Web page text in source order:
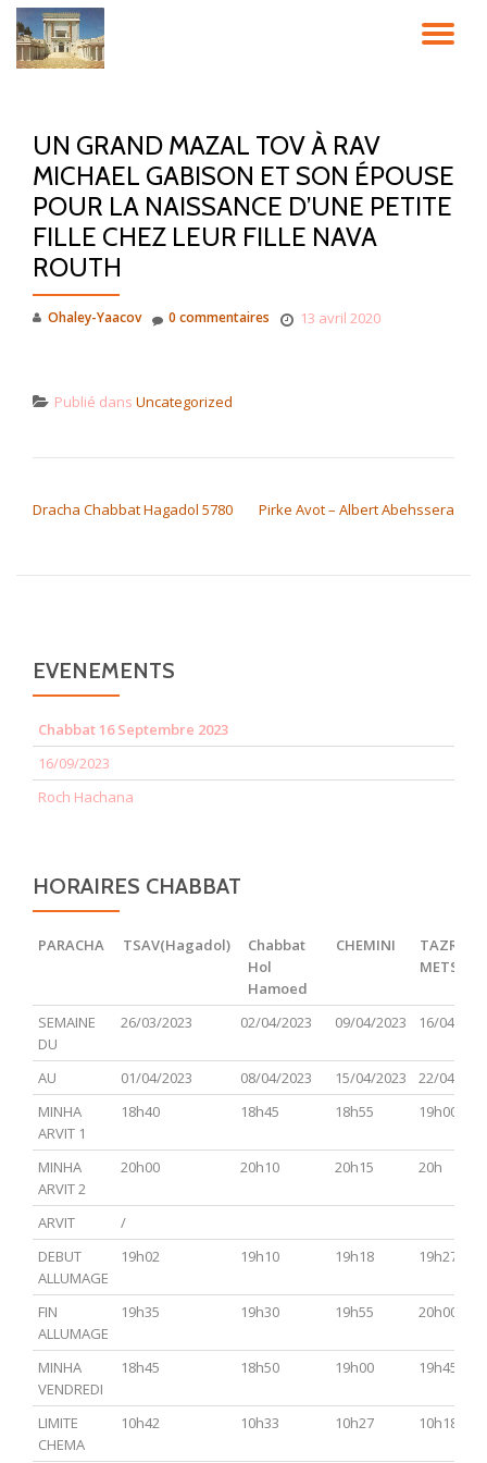
Aller
UN GRAND MAZAL TOV À RAV
MICHAEL GABISON ET SON ÉPOUSE
POUR LA NAISSANCE D’UNE PETITE
FILLE CHEZ LEUR FILLE NAVA
ROUTH
Ohaley-Yaacov 13 avril 2020
0 commentaires
Publié dans Uncategorized
Dracha Chabbat Hagadol 5780 Pirke Avot – Albert Abehssera
EVENEMENTS
Chabbat 16 Septembre 2023
16/09/2023
Roch Hachana
HORAIRES CHABBAT
PARACHA TSAV(Hagadol)
Chabbat
Hol
Hamoed
CHEMINI
TAZRIA
PARACHA TSAV(Hagadol)
Chabbat
Hamoed
CHEMINI
TAZRIA
SEMAINE
DU
26/03/2023 02/04/2023 09/04/2023 16/04/
AU 01/04/2023 08/04/2023 15/04/2023
22/04/
MINHA
ARVIT 1
18h40 18h45 18h55 19h00
MINHA
ARVIT 2
20h00 20h10 20h15 20h
ARVIT
/
DEBUT
ALLUMAGE
19h02 19h10 19h18 19h27
FIN
ALLUMAGE
19h35 19h30 19h55 20h00
MINHA
VENDREDI
18h45 18h50 19h00 19h45
LIMITE
CHEMA
10h42 10h33 10h27 10h18